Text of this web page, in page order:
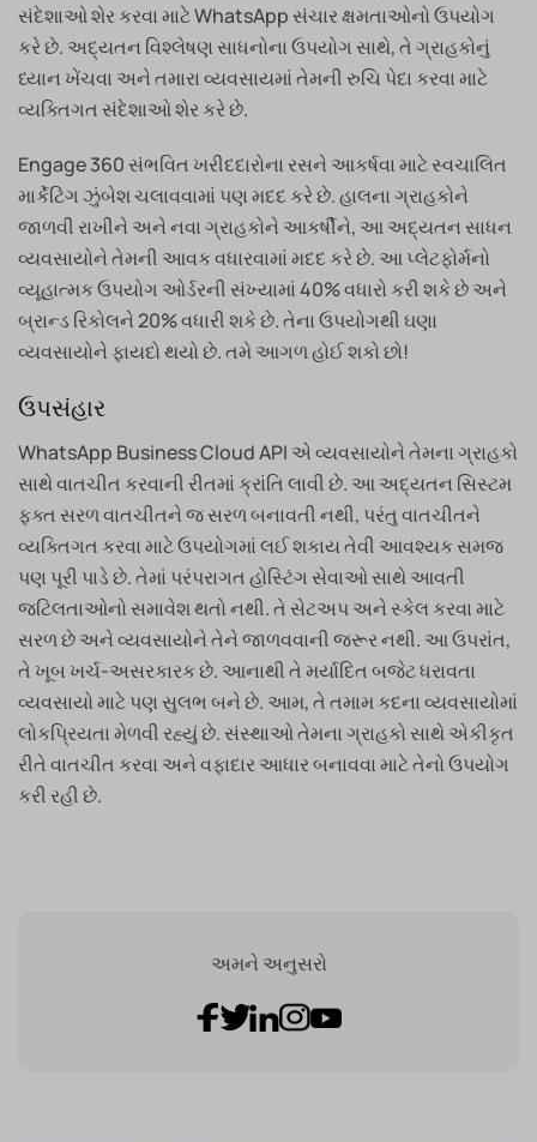
સંદેશાઓ શેર કરવા માટે WhatsApp સંચાર ક્ષમતાઓનો ઉપયોગ
કરે છે. અદ્યતન વિશ્લેષણ સાધનોના ઉપયોગ સાથે, તે ગ્રાહકોનું
ધ્યાન ખેંચવા અને તમારા વ્યવસાયમાં તેમની રુચિ પેદા કરવા માટે
વ્યક્તિગત સંદેશાઓ શેર કરે છે.
Engage 360 ​​સંભવિત ખરીદદારોના રસને આકર્ષવા માટે સ્વચાલિત
માર્કેટિંગ ઝુંબેશ ચલાવવામાં પણ મદદ કરે છે. હાલના ગ્રાહકોને
જાળવી રાખીને અને નવા ગ્રાહકોને આકર્ષીને, આ અદ્યતન સાધન
વ્યવસાયોને તેમની આવક વધારવામાં મદદ કરે છે. આ પ્લેટફોર્મનો
વ્યૂહાત્મક ઉપયોગ ઓર્ડરની સંખ્યામાં 40% વધારો કરી શકે છે અને
બ્રાન્ડ રિકોલને 20% વધારી શકે છે. તેના ઉપયોગથી ઘણા
વ્યવસાયોને ફાયદો થયો છે. તમે આગળ હોઈ શકો છો!
ઉપસંહાર
WhatsApp Business Cloud API એ વ્યવસાયોને તેમના ગ્રાહકો
સાથે વાતચીત કરવાની રીતમાં ક્રાંતિ લાવી છે. આ અદ્યતન સિસ્ટમ
ફક્ત સરળ વાતચીતને જ સરળ બનાવતી નથી, પરંતુ વાતચીતને
વ્યક્તિગત કરવા માટે ઉપયોગમાં લઈ શકાય તેવી આવશ્યક સમજ
પણ પૂરી પાડે છે. તેમાં પરંપરાગત હોસ્ટિંગ સેવાઓ સાથે આવતી
જટિલતાઓનો સમાવેશ થતો નથી. તે સેટઅપ અને સ્કેલ કરવા માટે
સરળ છે અને વ્યવસાયોને તેને જાળવવાની જરૂર નથી. આ ઉપરાંત,
તે ખૂબ ખર્ચ-અસરકારક છે. આનાથી તે મર્યાદિત બજેટ ધરાવતા
વ્યવસાયો માટે પણ સુલભ બને છે. આમ, તે તમામ કદના વ્યવસાયોમાં
લોકપ્રિયતા મેળવી રહ્યું છે. સંસ્થાઓ તેમના ગ્રાહકો સાથે એકીકૃત
રીતે વાતચીત કરવા અને વફાદાર આધાર બનાવવા માટે તેનો ઉપયોગ
કરી રહી છે.
અમને અનુસરો